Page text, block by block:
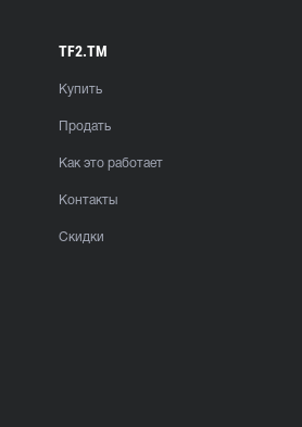
TF2.TM
Купить
Продать
Как это работает
Контакты
Скидки